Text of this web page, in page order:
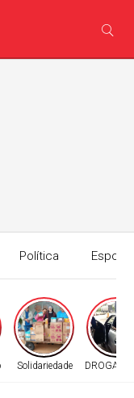
Política
Edição
Solidariedade DROGA